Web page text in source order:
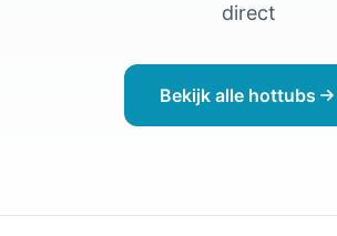
direct
Bekijk alle hottubs